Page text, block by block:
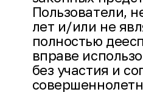
Пользователи,
лет и/или не
полностью
вправе
без участия и